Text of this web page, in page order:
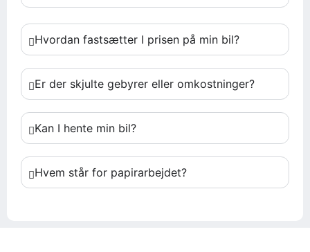
Hvordan fastsætter I prisen på min bil?
Er der skjulte gebyrer eller omkostninger?
Kan I hente min bil?
Hvem står for papirarbejdet?